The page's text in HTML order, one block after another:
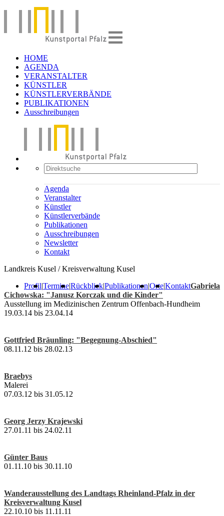
HOME
AGENDA
VERANSTALTER
KÜNSTLER
KÜNSTLERVERBÄNDE
PUBLIKATIONEN
Ausschreibungen
Agenda
Veranstalter
Künstler
Künstlerverbände
Publikationen
Ausschreibungen
Newsletter
Kontakt
Landkreis Kusel / Kreisverwaltung Kusel
Profil|Termine|Rückblick|Publikationen|Orte|KontaktGabriela
Cichowska: "Janusz Korczak und die Kinder"
Ausstellung im Medizinischen Zentrum Offenbach-Hundheim
19.03.14 bis 23.04.14
Gottfried Bräunling: "Begegnung-Abschied"
08.11.12 bis 28.02.13
Braebys
Malerei
07.03.12 bis 31.05.12
Georg Jerzy Krajewski
27.01.11 bis 24.02.11
Günter Baus
01.11.10 bis 30.11.10
Wanderausstellung des Landtags Rheinland-Pfalz in der
Kreisverwaltung Kusel
22.10.10 bis 11.11.11